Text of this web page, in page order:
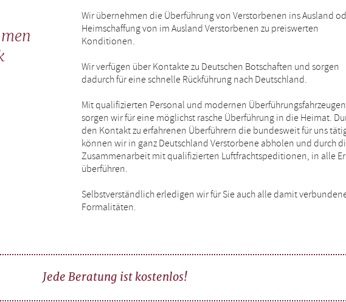
Wir übernehmen die Überführung von Verstorbenen ins Ausland
Heimschaffung von im Ausland Verstorbenen zu preiswerten
Konditionen.
Wir verfügen über Kontakte zu Deutschen Botschaften und sorgen
dadurch für eine schnelle Rückführung nach Deutschland.
Mit qualifizierten Personal und modernen Überführungsfahrzeugen
sorgen wir für eine möglichst rasche Überführung in die Heimat.
den Kontakt zu erfahrenen Überführern die bundesweit für uns
können wir in ganz Deutschland Verstorbene abholen und durch
Zusammenarbeit mit qualifizierten Luftfrachtspeditionen, in alle
überführen.
Selbstverständlich erledigen wir für Sie auch alle damit
Formalitäten.
Jede Beratung ist kostenlos!